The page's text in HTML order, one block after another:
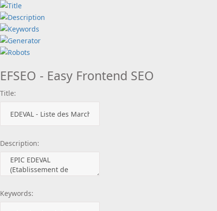
EFSEO - Easy Frontend SEO
Title:
Description:
Keywords: